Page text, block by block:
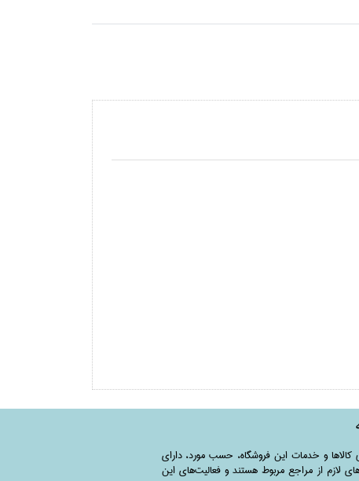
کالاها و خدمات این فروشگاه، حسب مورد،‌ دارای
لازم از مراجع مربوط هستند ‌و‌‌ فعالیت‌های این